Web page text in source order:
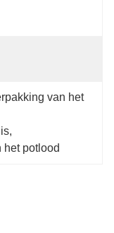
van het
,
het potlood